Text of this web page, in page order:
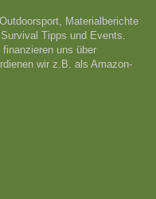
Materialberichte
Tipps und Events.
uns über
wir z.B. als Amazon-